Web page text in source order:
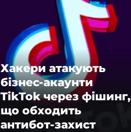
Хакери атакують
бізнес-акаунти
TikTok через фішинг,
що обходить
антибот-захист